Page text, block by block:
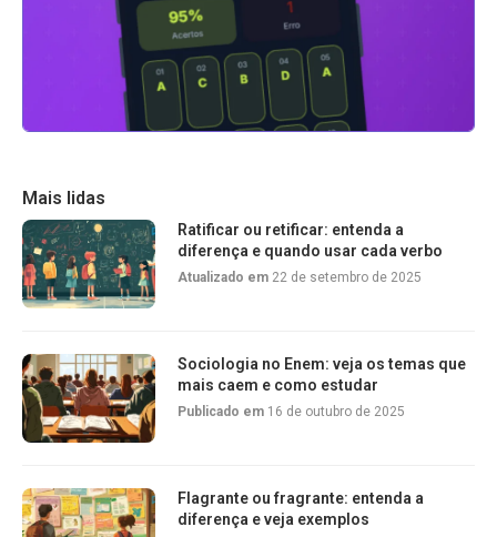
Mais lidas
Ratificar ou retificar: entenda a
diferença e quando usar cada verbo
Atualizado em 22 de setembro de 2025
Sociologia no Enem: veja os temas que
mais caem e como estudar
Publicado em 16 de outubro de 2025
Flagrante ou fragrante: entenda a
diferença e veja exemplos